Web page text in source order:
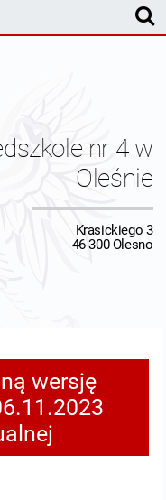
nr 4 w
Oleśnie
Krasickiego 3
46-300 Olesno
wersję